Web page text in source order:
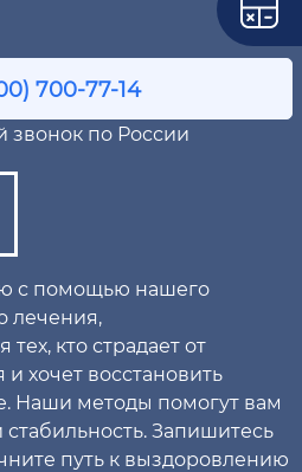
700-77-14
звонок по России
с помощью нашего
лечения,
кто страдает от
хочет восстановить
Наши методы помогут вам
стабильность. Запишитесь
путь к выздоровлению